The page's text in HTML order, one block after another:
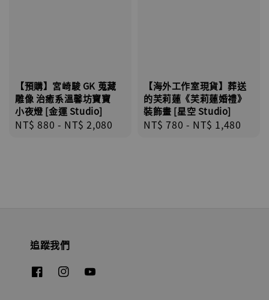
【預購】宮崎駿 GK 蒐藏
雕像 治癒系溫馨坊寶寶
小夜燈 [金運 Studio]
Regular
NT$ 880 - NT$ 2,080
【海外工作室現貨】葬送
的芙莉蓮《芙莉蓮婚禮》
裝飾畫 [星空 Studio]
Regular
NT$ 780 - NT$ 1,480
追蹤我們